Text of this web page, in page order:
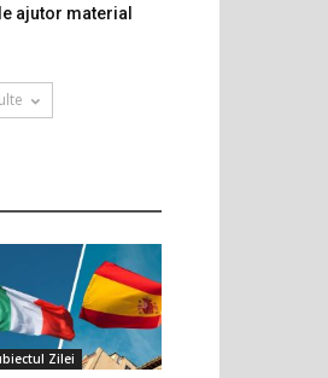
ajutor material
Zilei